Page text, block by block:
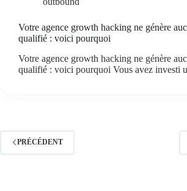
Votre agence growth hacking ne génère
qualifié : voici pourquoi
Votre agence growth hacking ne génère
qualifié : voici pourquoi Vous avez investi
PRÉCÉDENT